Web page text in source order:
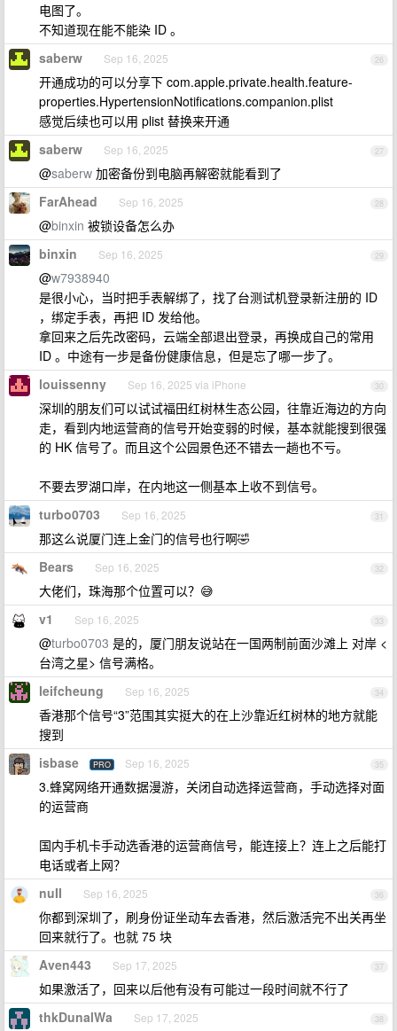
电图了。
不知道现在能不能染 ID 。
26
saberw Sep 16, 2025
开通成功的可以分享下 com.apple.private.health.feature-
properties.HypertensionNotifications.companion.plist
感觉后续也可以用 plist 替换来开通
27
saberw Sep 16, 2025
@saberw 加密备份到电脑再解密就能看到了
28
FarAhead Sep 16, 2025
@binxin 被锁设备怎么办
29
binxin Sep 16, 2025
@w7938940
是很小心，当时把手表解绑了，找了台测试机登录新注册的 ID
，绑定手表，再把 ID 发给他。
拿回来之后先改密码，云端全部退出登录，再换成自己的常用
ID 。中途有一步是备份健康信息，但是忘了哪一步了。
30
louissenny Sep 16, 2025 via iPhone
深圳的朋友们可以试试福田红树林生态公园，往靠近海边的方向
走，看到内地运营商的信号开始变弱的时候，基本就能搜到很强
的 HK 信号了。而且这个公园景色还不错去一趟也不亏。
不要去罗湖口岸，在内地这一侧基本上收不到信号。
31
turbo0703 Sep 16, 2025
那这么说厦门连上金门的信号也行啊🤣
32
Bears Sep 16, 2025
大佬们，珠海那个位置可以？😅
33
v1 Sep 16, 2025
@turbo0703 是的，厦门朋友说站在一国两制前面沙滩上 对岸 <
台湾之星> 信号满格。
34
leifcheung Sep 16, 2025
香港那个信号“3”范围其实挺大的在上沙靠近红树林的地方就能
搜到
35
isbase PRO Sep 16, 2025
3.蜂窝网络开通数据漫游，关闭自动选择运营商，手动选择对面
的运营商
国内手机卡手动选香港的运营商信号，能连接上？连上之后能打
电话或者上网？
36
nuII Sep 16, 2025
你都到深圳了，刷身份证坐动车去香港，然后激活完不出关再坐
回来就行了。也就 75 块
37
Aven443 Sep 17, 2025
如果激活了，回来以后他有没有可能过一段时间就不行了
38
thkDunalWa Sep 17, 2025